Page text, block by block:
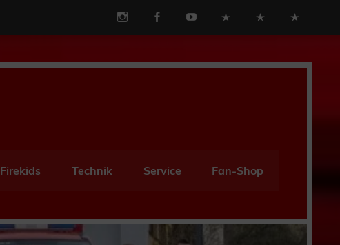
Firekids Technik Service Fan-Shop